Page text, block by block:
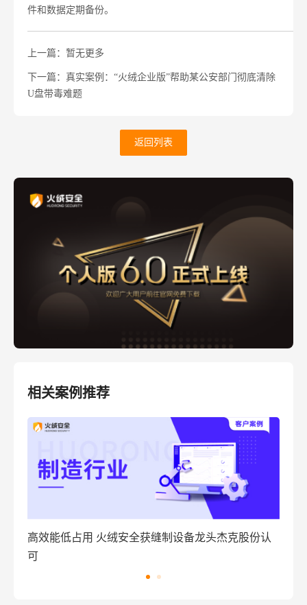
件和数据定期备份。
上一篇：暂无更多
下一篇：真实案例：“火绒企业版”帮助某公安部门彻底清除
U盘带毒难题
返回列表
相关案例推荐
占用 火绒安全获缝制设备龙头杰克股份认
火绒安全解决